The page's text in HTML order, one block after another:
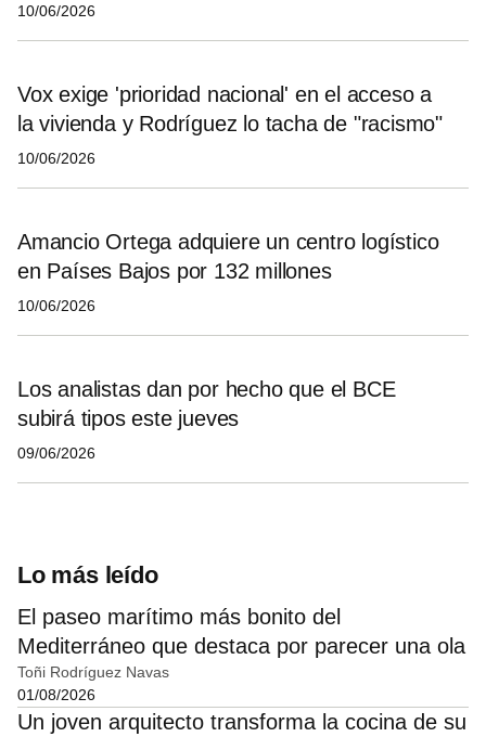
10/06/2026
Vox exige 'prioridad nacional' en el acceso a
la vivienda y Rodríguez lo tacha de "racismo"
10/06/2026
Amancio Ortega adquiere un centro logístico
en Países Bajos por 132 millones
10/06/2026
Los analistas dan por hecho que el BCE
subirá tipos este jueves
09/06/2026
Lo más leído
El paseo marítimo más bonito del
Mediterráneo que destaca por parecer una ola
Toñi Rodríguez Navas
01/08/2026
Un joven arquitecto transforma la cocina de su